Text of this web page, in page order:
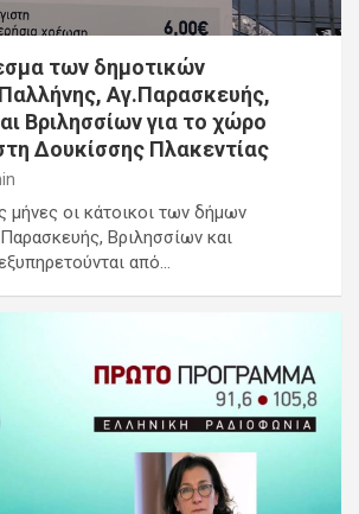
των δημοτικών
Αγ.Παρασκευής,
Βριλησσίων για το χώρο
Δουκίσσης Πλακεντίας
μήνες οι κάτοικοι των δήμων
Βριλησσίων και
από…